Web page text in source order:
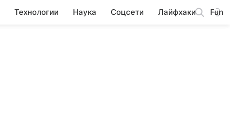
Технологии Наука Соцсети Лайфхаки Fun